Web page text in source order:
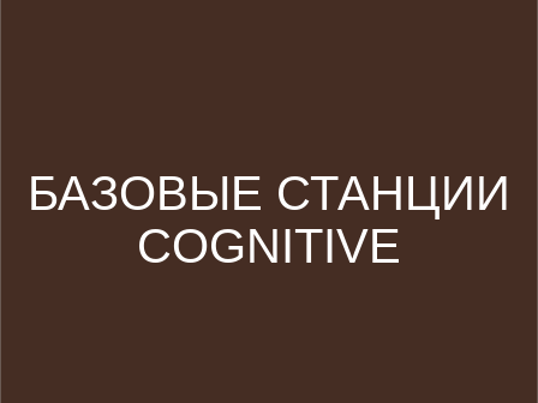
БАЗОВЫЕ СТАНЦИИ
COGNITIVE